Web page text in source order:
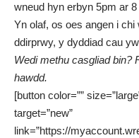
wneud hyn erbyn 5pm ar 8
Yn olaf, os oes angen i
ddirprwy, y dyddiad cau
Wedi methu casgliad bin?
hawdd.
[button color=””
target=”new”
link=”https://